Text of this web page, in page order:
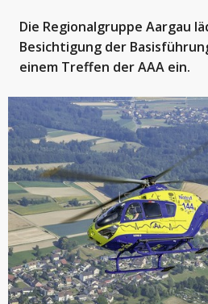
Die Regionalgruppe Aargau
Besichtigung der
einem Treffen der AAA ein.